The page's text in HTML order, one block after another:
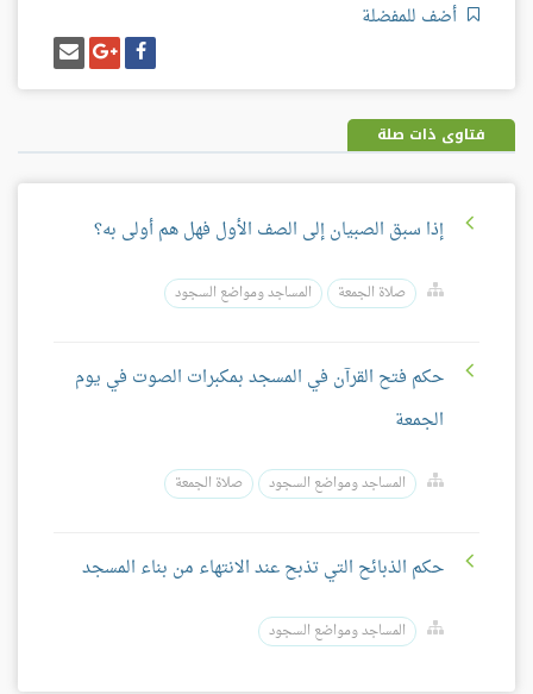
أضف للمفضلة
شارك
على
فيسبوك
شارك
على
غوغل
بلس
إرسل
إيميل
فتاوى ذات صلة
إذا سبق الصبيان إلى الصف الأول فهل هم أولى به؟
صلاة الجمعة المساجد ومواضع السجود
حكم فتح القرآن في المسجد بمكبرات الصوت في يوم
الجمعة
المساجد ومواضع السجود صلاة الجمعة
حكم الذبائح التي تذبح عند الانتهاء من بناء المسجد
المساجد ومواضع السجود